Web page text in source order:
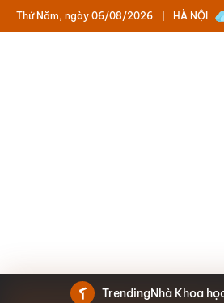
HÀ NỘI
Thứ Năm, ngày 06/08/2026
TrendingNhà Khoa